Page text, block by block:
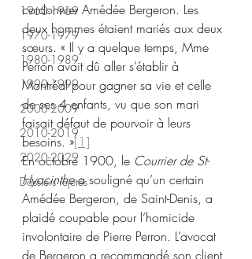
1960-1969
1970-1979
1980-1989
1990-1999
2000-2009
2010-2019
2020-2029
Dossiers rejetés
cordonnier Amédée Bergeron. Les
deux hommes étaient mariés aux deux
sœurs. « Il y a quelque temps, Mme
Perron avait dû aller s’établir à
Montréal pour gagner sa vie et celle
de ses 4 enfants, vu que son mari
faisait défaut de pourvoir à leurs
besoins. »[1]
En octobre 1900, le Courrier de St-
Hyacinthe a souligné qu’un certain
Amédée Bergeron, de Saint-Denis, a
plaidé coupable pour l’homicide
involontaire de Pierre Perron. L’avocat
de Bergeron a recommandé son client